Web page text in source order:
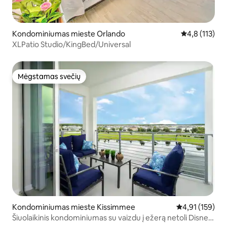
Kondominiumas mieste Orlando Vidutinis
4,8 (113)
XLPatio Studio/KingBed/Universal
Mėgstamas svečių
Mėgstamas svečių
Kondominiumas mieste Kissimmee Vidutinis
4,91 (159)
Šiuolaikinis kondominiumas su vaizdu į ežerą netoli Disney